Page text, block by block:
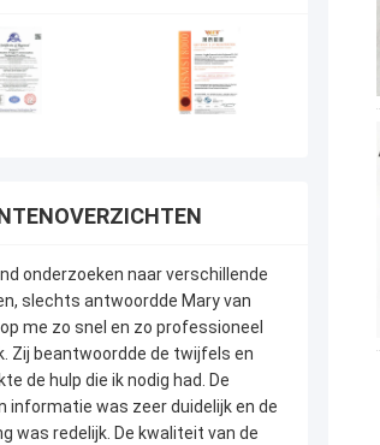
onderzoeken naar verschillende
slechts antwoordde Mary van
me zo snel en zo professioneel
Zij beantwoordde de twijfels en
de hulp die ik nodig had. De
informatie was zeer duidelijk en de
was redelijk. De kwaliteit van de